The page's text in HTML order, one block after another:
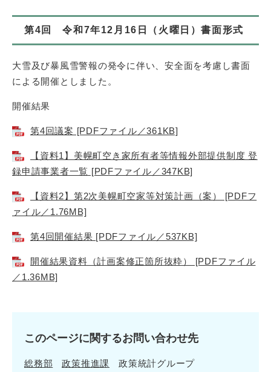
第4回 令和7年12月16日（火曜日）書面形式
大雪及び暴風雪警報の発令に伴い、安全面を考慮し書面
による開催としました。
開催結果​
第4回議案 [PDFファイル／361KB]
【資料1】美幌町空き家所有者等情報外部提供制度 登
録申請事業者一覧 [PDFファイル／347KB]
【資料2】第2次美幌町空家等対策計画（案） [PDFフ
ァイル／1.76MB]
第4回開催結果 [PDFファイル／537KB]
開催結果資料（計画案修正箇所抜粋） [PDFファイル
／1.36MB]
このページに関するお問い合わせ先
総務部 政策推進課 政策統計グループ